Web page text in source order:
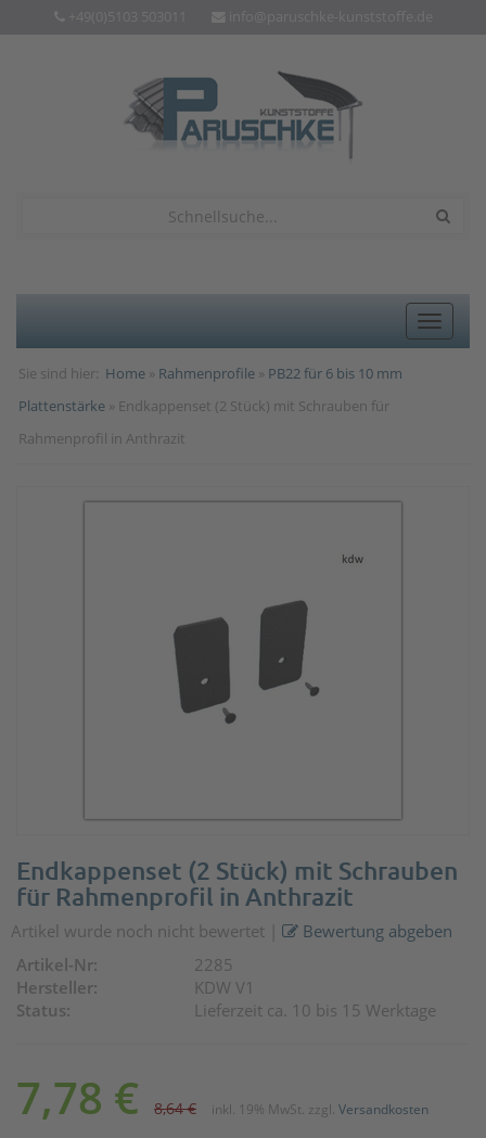
+49(0)5103 503011 info@paruschke-kunststoffe.de
Toggle
Sie sind hier: Home » Rahmenprofile » PB22 für 6 bis 10 mm
Plattenstärke » Endkappenset (2 Stück) mit Schrauben für
Rahmenprofil in Anthrazit
Endkappenset (2 Stück) mit Schrauben
für Rahmenprofil in Anthrazit
Artikel wurde noch nicht bewertet
Bewertung abgeben
Artikel-Nr:
2285
Hersteller:
KDW V1
Status:
Lieferzeit ca. 10 bis 15 Werktage
7,78 € 8,64€ inkl. 19% MwSt. zzgl. Versandkosten